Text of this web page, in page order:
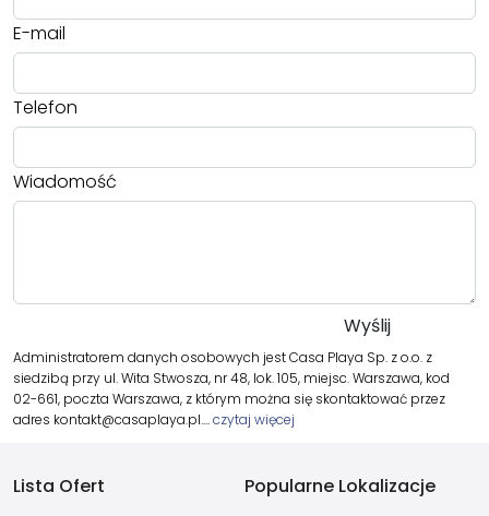
E-mail
Telefon
Wiadomość
Administratorem danych osobowych jest Casa Playa Sp. z o.o. z
siedzibą przy ul. Wita Stwosza, nr 48, lok. 105, miejsc. Warszawa, kod
02-661, poczta Warszawa, z którym można się skontaktować przez
adres kontakt@casaplaya.pl.…czytaj więcej
Lista Ofert
Popularne Lokalizacje